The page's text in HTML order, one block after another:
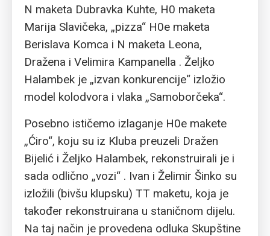
N maketa Dubravka Kuhte, H0 maketa
Marija Slavičeka, „pizza“ H0e maketa
Berislava Komca i N maketa Leona,
Dražena i Velimira Kampanella . Željko
Halambek je „izvan konkurencije“ izložio
model kolodvora i vlaka „Samoborčeka“.
Posebno ističemo izlaganje H0e makete
„Ćiro“, koju su iz Kluba preuzeli Dražen
Bijelić i Željko Halambek, rekonstruirali je i
sada odlično „vozi“ . Ivan i Želimir Šinko su
izložili (bivšu klupsku) TT maketu, koja je
također rekonstruirana u staničnom dijelu.
Na taj način je provedena odluka Skupštine